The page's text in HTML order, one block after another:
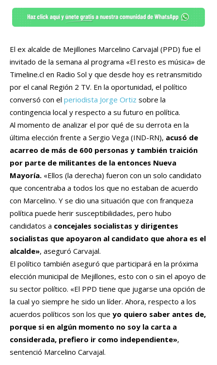
El ex alcalde de Mejillones Marcelino Carvajal (PPD) fue el
invitado de la semana al programa «El resto es música» de
Timeline.cl en Radio Sol y que desde hoy es retransmitido
por el canal Región 2 TV. En la oportunidad, el político
conversó con el periodista Jorge Ortiz sobre la
contingencia local y respecto a su futuro en política.
Al momento de analizar el por qué de su derrota en la
última elección frente a Sergio Vega (IND-RN), acusó de
acarreo de más de 600 personas y también traición
por parte de militantes de la entonces Nueva
Mayoría. «Ellos (la derecha) fueron con un solo candidato
que concentraba a todos los que no estaban de acuerdo
con Marcelino. Y se dio una situación que con franqueza
política puede herir susceptibilidades, pero hubo
candidatos a concejales socialistas y dirigentes
socialistas que apoyaron al candidato que ahora es el
alcalde», aseguró Carvajal.
El político también aseguró que participará en la próxima
elección municipal de Mejillones, esto con o sin el apoyo de
su sector político. «El PPD tiene que jugarse una opción de
la cual yo siempre he sido un líder. Ahora, respecto a los
acuerdos políticos son los que yo quiero saber antes de,
porque si en algún momento no soy la carta a
considerada, prefiero ir como independiente»,
sentenció Marcelino Carvajal.